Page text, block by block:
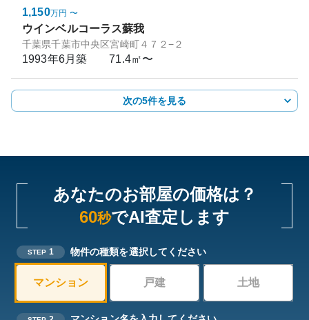
1,150万円 〜
ウインベルコーラス蘇我
千葉県千葉市中央区宮崎町４７２−２
1993年6月築 71.4㎡〜
次の5件を見る
あなたのお部屋の価格は？
60秒でAI査定します
STEP 1 物件の種類を選択してください
マンション 戸建 土地